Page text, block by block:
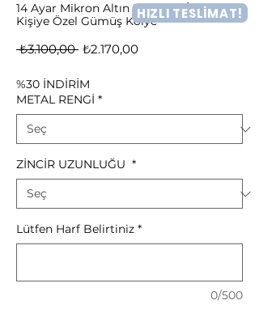
14 Ayar Mikron Altın Kaplama İki Harfli
Kişiye Özel Gümüş Kolye
₺3.100,00 Normal
₺2.170,00İndirimli
%30 İNDİRİM
METAL RENGİ *
ZİNCİR UZUNLUĞU *
Lütfen Harf Belirtiniz *
0/500
HIZLI TESLİMAT!